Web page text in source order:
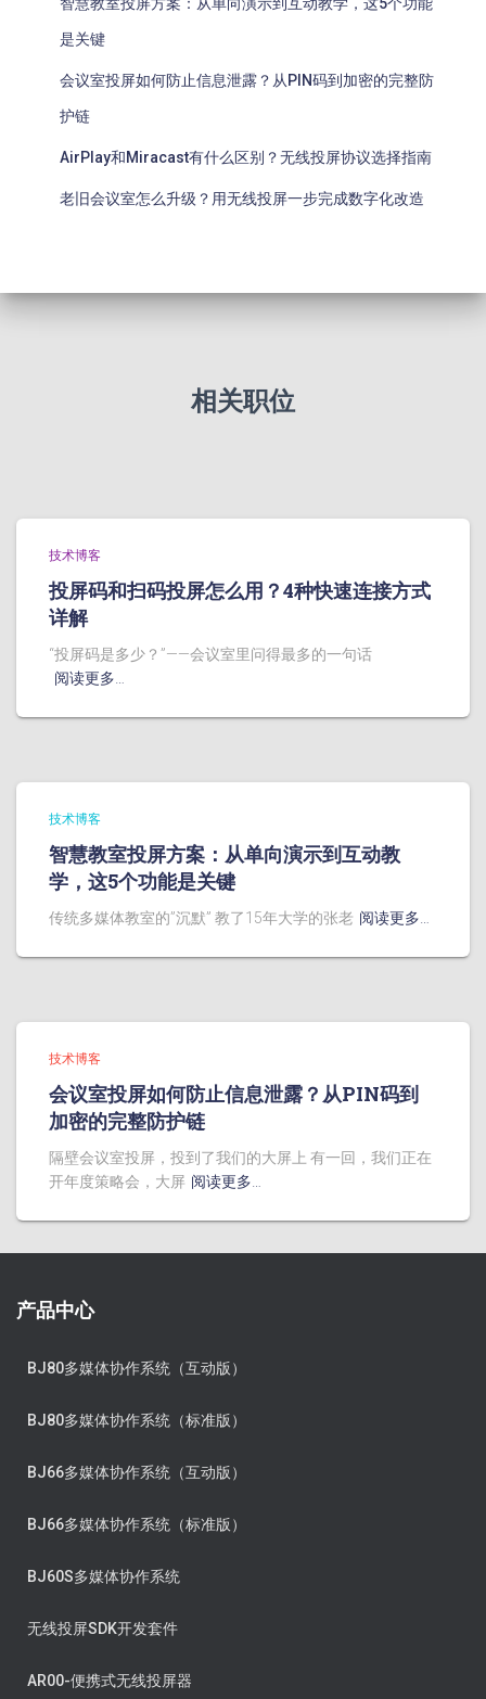
是关键
会议室投屏如何防止信息泄露？从PIN码到加密的完整防
护链
AirPlay和Miracast有什么区别？无线投屏协议选择指南
老旧会议室怎么升级？用无线投屏一步完成数字化改造
相关职位
技术博客
投屏码和扫码投屏怎么用？4种快速连接方式
详解
“投屏码是多少？”——会议室里问得最多的一句话
阅读更多…
技术博客
智慧教室投屏方案：从单向演示到互动教
学，这5个功能是关键
传统多媒体教室的”沉默” 教了15年大学的张老 阅读更多…
技术博客
会议室投屏如何防止信息泄露？从PIN码到
加密的完整防护链
隔壁会议室投屏，投到了我们的大屏上 有一回，我们正在
开年度策略会，大屏 阅读更多…
产品中心
BJ80多媒体协作系统（互动版）
BJ80多媒体协作系统（标准版）
BJ66多媒体协作系统（互动版）
BJ66多媒体协作系统（标准版）
BJ60S多媒体协作系统
无线投屏SDK开发套件
AR00-便携式无线投屏器